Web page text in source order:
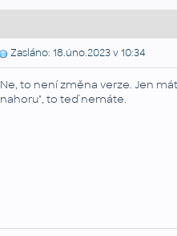
Zasláno: 18.úno.2023 v 10:34
Ne, to není změna verze. Jen
nahoru", to teď nemáte.